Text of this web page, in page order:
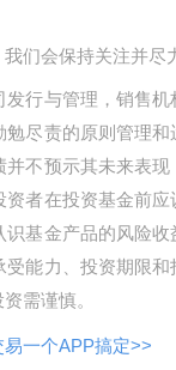
们会保持关注并尽
行与管理，销售
尽责的原则管理
不预示其未来表
者在投资基金前
基金产品的风险
能力、投资期限
需谨慎。
一个APP搞定>>